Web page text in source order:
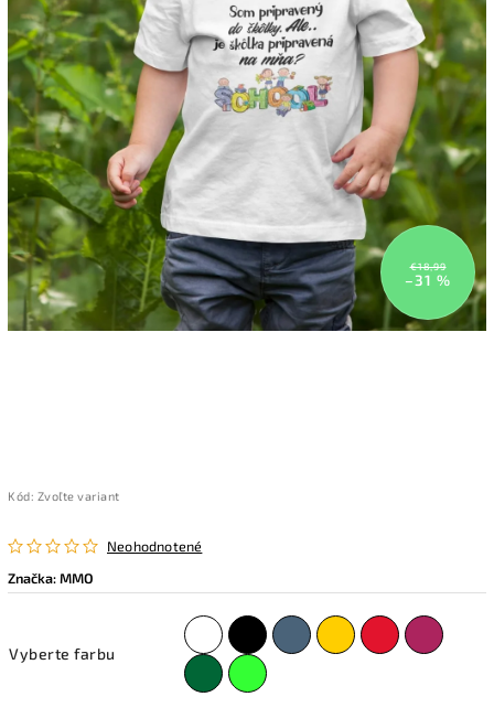
€18,99
–31 %
Kód: Zvoľte variant
Neohodnotené
Značka:MMO
Vyberte farbu